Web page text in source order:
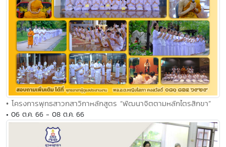
• โครงการพุทธสาวกสาวิกาหลักสูตร “พัฒนาจิตตามหลักไตรสิกขา”
• 06 ต.ค. 66 - 08 ต.ค. 66